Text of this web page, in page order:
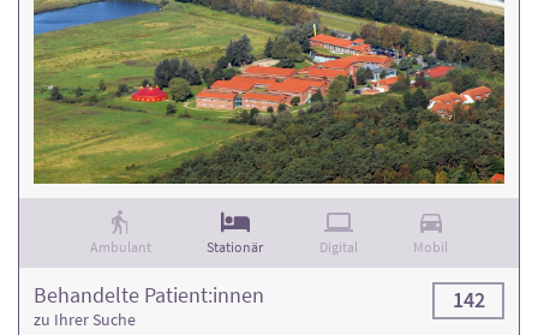
Ambulant Stationär Digital Mobil
Behandelte Patient:innen
zu Ihrer Suche
142